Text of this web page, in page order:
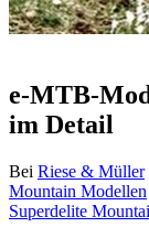
e-MTB-
im Detail
Bei Riese & Müller
Mountain Modellen
Superdelite